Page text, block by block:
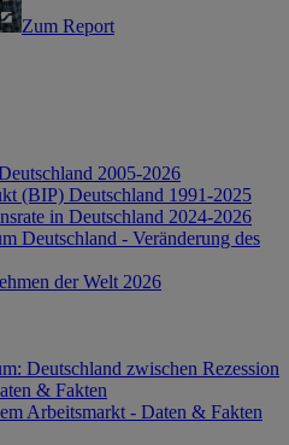
Zum Report
2005-2026
(BIP) Deutschland 1991-2025
in Deutschland 2024-2026
Deutschland - Veränderung des
der Welt 2026
Deutschland zwischen Rezession
& Fakten
Arbeitsmarkt - Daten & Fakten